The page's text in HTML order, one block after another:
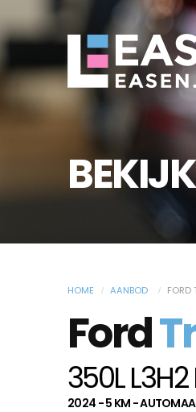
HOME AANBOD FORD
Ford
350L
2024 - 5 KM -